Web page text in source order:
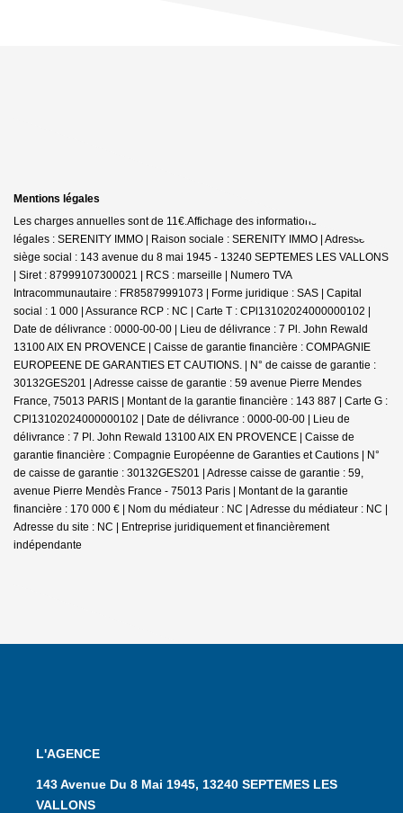
Mentions légales
Les charges annuelles sont de 11€.Affichage des informations
légales : SERENITY IMMO | Raison sociale : SERENITY IMMO | Adresse
siège social : 143 avenue du 8 mai 1945 - 13240 SEPTEMES LES VALLONS
| Siret : 87999107300021 | RCS : marseille | Numero TVA
Intracommunautaire : FR85879991073 | Forme juridique : SAS | Capital
social : 1 000 | Assurance RCP : NC | Carte T : CPl13102024000000102 |
Date de délivrance : 0000-00-00 | Lieu de délivrance : 7 Pl. John Rewald
13100 AIX EN PROVENCE | Caisse de garantie financière : COMPAGNIE
EUROPEENE DE GARANTIES ET CAUTIONS. | N° de caisse de garantie :
30132GES201 | Adresse caisse de garantie : 59 avenue Pierre Mendes
France, 75013 PARIS | Montant de la garantie financière : 143 887 | Carte G :
CPl13102024000000102 | Date de délivrance : 0000-00-00 | Lieu de
délivrance : 7 Pl. John Rewald 13100 AIX EN PROVENCE | Caisse de
garantie financière : Compagnie Européenne de Garanties et Cautions | N°
de caisse de garantie : 30132GES201 | Adresse caisse de garantie : 59,
avenue Pierre Mendès France - 75013 Paris | Montant de la garantie
financière : 170 000 € | Nom du médiateur : NC | Adresse du médiateur : NC |
Adresse du site : NC | Entreprise juridiquement et financièrement
indépendante
L'AGENCE
143 Avenue Du 8 Mai 1945, 13240 SEPTEMES LES
VALLONS